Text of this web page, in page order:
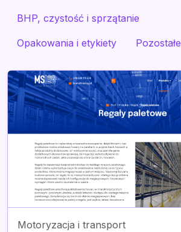
BHP, czystość i sprzątanie
Opakowania i etykiety Pozostałe
Motoryzacja i transport